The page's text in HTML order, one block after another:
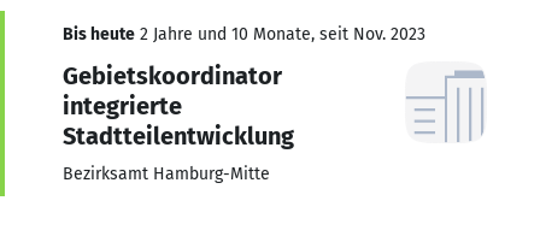
Bis heute 2 Jahre und 10 Monate, seit Nov. 2023
Gebietskoordinator
integrierte
Stadtteilentwicklung
Bezirksamt Hamburg-Mitte